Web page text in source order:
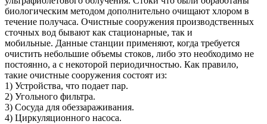
биологическим методом дополнительно очищают хлором в
течение получаса. Очистные сооружения производственных
сточных вод бывают как стационарные, так и
мобильные. Данные станции применяют, когда требуется
очистить небольшие объемы стоков, либо это необходимо не
постоянно, а с некоторой периодичностью. Как правило,
такие очистные сооружения состоят из:
1) Устройства, что подает пар.
2) Угольного фильтра.
3) Сосуда для обеззараживания.
4) Циркуляционного насоса.